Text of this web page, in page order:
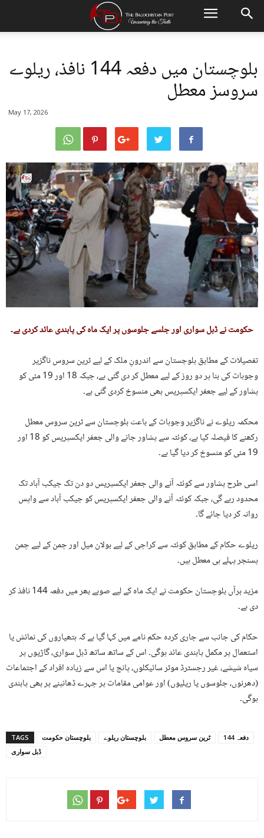
بلوچستان میں دفعہ 144 نافذ، ریلوے
سروسز معطل
May 17, 2026
حکومت نے ڈبل سواری اور جلسے جلوسوں پر ایک ماہ کی پابندی عائد کردی ہے۔
تفصیلات کے مطابق بلوچستان سے اندرونِ ملک کے لیے ٹرین سروس ناگزیر
وجوہات کی بنا پر دو روز کے لیے معطل کر دی گئی ہے، جبکہ 18 اور 19 مئی کو
پشاور کے لیے جعفر ایکسپریس بھی منسوخ کردی گئی ہے۔
محکمہ ریلوے نے ناگزیر وجوہات کے باعث بلوچستان سے ٹرین سروس معطل
رکھنے کا فیصلہ کیا ہے، کوئٹہ سے پشاور جانے والی جعفر ایکسپریس کو 18 اور
19 مئی کو منسوخ کر دیا گیا ہے۔
اسی طرح پشاور سے کوئٹہ آنے والی جعفر ایکسپریس دو دن تک جیکب آباد تک
محدود رہے گی، جبکہ کوئٹہ آنے والی جعفر ایکسپریس کو جیکب آباد سے واپس
روانہ کر دیا جائے گا۔
ریلوے حکام کے مطابق کوئٹہ سے کراچی کے لیے بولان میل اور چمن کے لیے چمن
پسنجر پہلے ہی معطل ہیں۔
مزید برآں بلوچستان حکومت نے ایک ماہ کے لیے صوبے بھر میں دفعہ 144 نافذ کر
دی ہے۔
حکام کی جانب سے جاری کردہ حکم نامے میں کہا گیا ہے کہ ہتھیاروں کی نمائش یا
استعمال پر مکمل پابندی عائد ہوگی۔ اس کے ساتھ ساتھ ڈبل سواری، گاڑیوں پر
سیاہ شیشے، غیر رجسٹرڈ موٹر سائیکلوں، پانچ یا اس سے زیادہ افراد کے اجتماعات
(دھرنوں، جلوسوں یا ریلیوں) اور عوامی مقامات پر چہرے ڈھانپنے پر بھی پابندی
ہوگی۔
TAGS بلوچستان حکومت بلوچستان ریلوے ٹرین سروس معطل
دفعہ 144
ڈبل سواری